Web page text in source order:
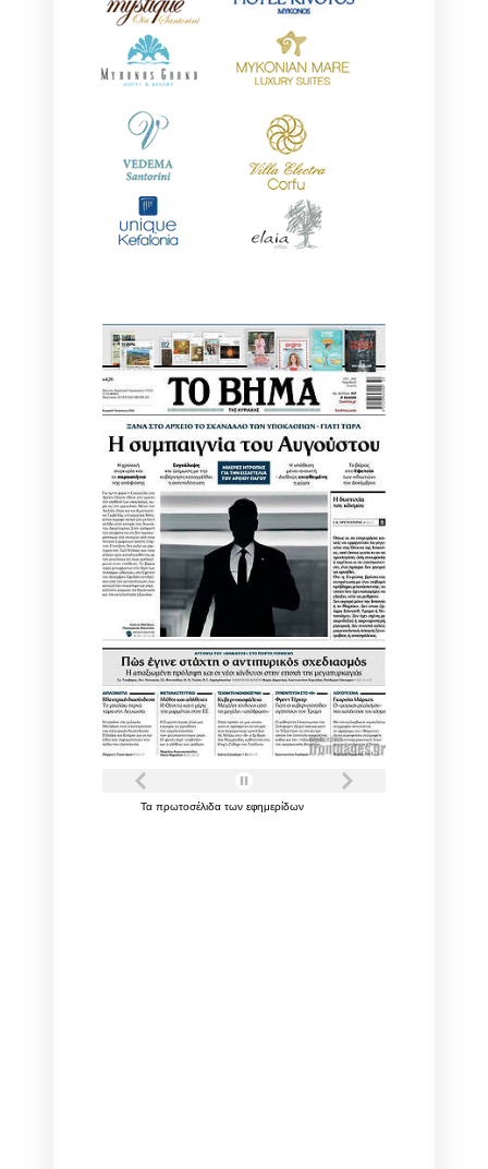
Τα πρωτοσέλιδα των εφημερίδων